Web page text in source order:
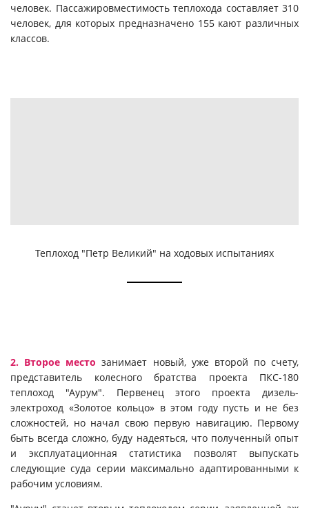
человек. Пассажировместимость теплохода составляет 310
человек, для которых предназначено 155 кают различных
классов.
Теплоход "Петр Великий" на ходовых испытаниях
2. Второе местозанимает новый, уже второй по счету,
представитель колесного братства проекта ПКС-180
теплоход "Аурум". Первенец этого проекта дизель-
электроход «Золотое кольцо» в этом году пусть и не без
сложностей, но начал свою первую навигацию. Первому
быть всегда сложно, буду надеяться, что полученный опыт
и эксплуатационная статистика позволят выпускать
следующие суда серии максимально адаптированными к
рабочим условиям.